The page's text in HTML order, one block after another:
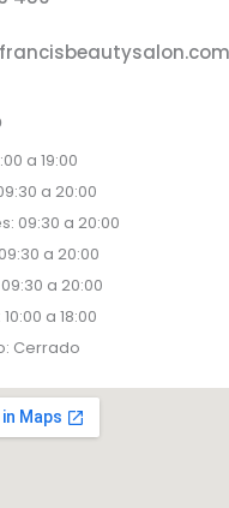
a 19:00
a 20:00
09:30 a 20:00
a 20:00
a 20:00
a 18:00
Cerrado